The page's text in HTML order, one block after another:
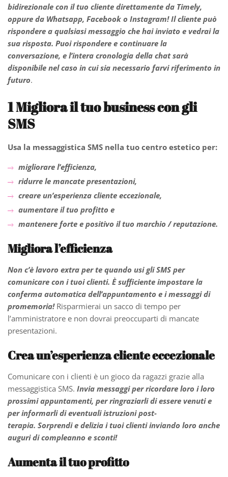
bidirezionale con il tuo cliente direttamente da Timely,
oppure da Whatsapp, Facebook o Instagram! Il cliente può
rispondere a qualsiasi messaggio che hai inviato e vedrai la
sua risposta. Puoi rispondere e continuare la
conversazione, e l’intera cronologia della chat sarà
disponibile nel caso in cui sia necessario farvi riferimento in
futuro.
1Migliora il tuo business con gli
SMS
Usa la messaggistica SMS nella tuo centro estetico per:
migliorare l’efficienza,
ridurre le mancate presentazioni,
creare un’esperienza cliente eccezionale,
aumentare il tuo profitto e
mantenere forte e positivo il tuo marchio / reputazione.
Migliora l’efficienza
Non c’è lavoro extra per te quando usi gli SMS per
comunicare con i tuoi clienti. È sufficiente impostare la
conferma automatica dell’appuntamento e i messaggi di
promemoria!Risparmierai un sacco di tempo per
l’amministratore e non dovrai preoccuparti di mancate
presentazioni.
Crea un’esperienza cliente eccezionale
Comunicare con i clienti è un gioco da ragazzi grazie alla
messaggistica SMS. Invia messaggi per ricordare loro i loro
prossimi appuntamenti, per ringraziarli di essere venuti e
per informarli di eventuali istruzioni post-
terapia. Sorprendi e delizia i tuoi clienti inviando loro anche
auguri di compleanno e sconti!
Aumenta il tuo profitto